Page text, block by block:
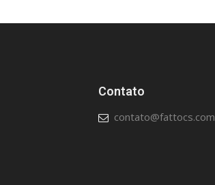
Contato
contato@fattocs.com